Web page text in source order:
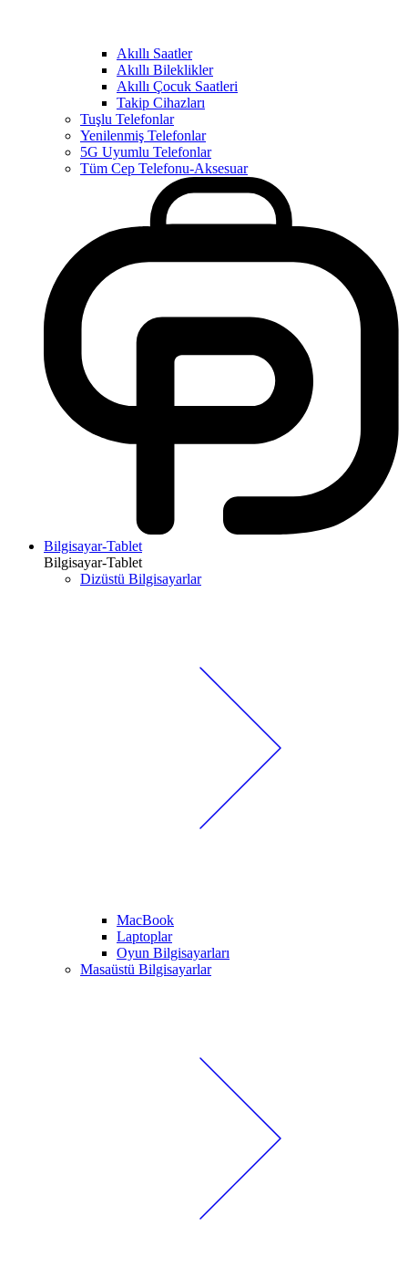
Akıllı Saatler
Akıllı Bileklikler
Akıllı Çocuk Saatleri
Takip Cihazları
Tuşlu Telefonlar
Yenilenmiş Telefonlar
5G Uyumlu Telefonlar
Tüm Cep Telefonu-Aksesuar
Bilgisayar-Tablet
Bilgisayar-Tablet
Dizüstü Bilgisayarlar
MacBook
Laptoplar
Oyun Bilgisayarları
Masaüstü Bilgisayarlar